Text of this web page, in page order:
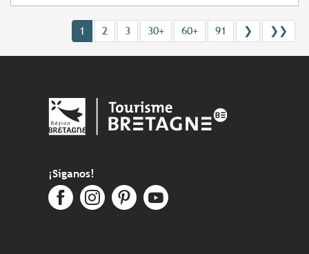
1 2 3 30+ 60+ 91 ❯ ❯❯
¡Síganos!